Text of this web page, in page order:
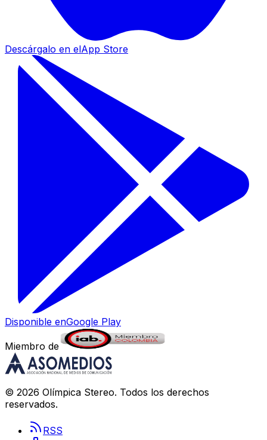
Descárgalo en elApp Store
Disponible enGoogle Play
Miembro de
© 2026 Olímpica Stereo. Todos los derechos
reservados.
RSS